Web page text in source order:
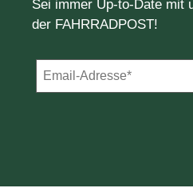
Sei immer Up-to-Date mit
der FAHRRADPOST!